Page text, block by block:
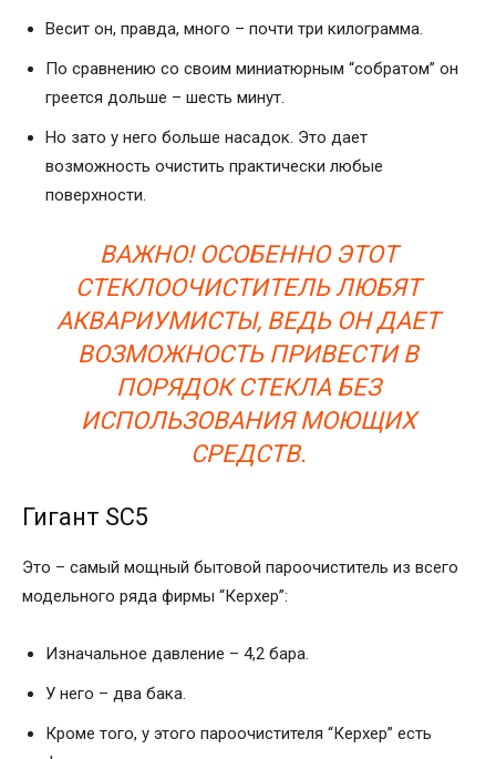
Весит он, правда, много – почти три килограмма.
По сравнению со своим миниатюрным “собратом” он
греется дольше – шесть минут.
Но зато у него больше насадок. Это дает
возможность очистить практически любые
поверхности.
ВАЖНО! ОСОБЕННО ЭТОТ
СТЕКЛООЧИСТИТЕЛЬ ЛЮБЯТ
АКВАРИУМИСТЫ, ВЕДЬ ОН ДАЕТ
ВОЗМОЖНОСТЬ ПРИВЕСТИ В
ПОРЯДОК СТЕКЛА БЕЗ
ИСПОЛЬЗОВАНИЯ МОЮЩИХ
СРЕДСТВ.
Гигант SC5
Это – самый мощный бытовой пароочиститель из всего
модельного ряда фирмы “Керхер”:
Изначальное давление – 4,2 бара.
У него – два бака.
Кроме того, у этого пароочистителя “Керхер” есть